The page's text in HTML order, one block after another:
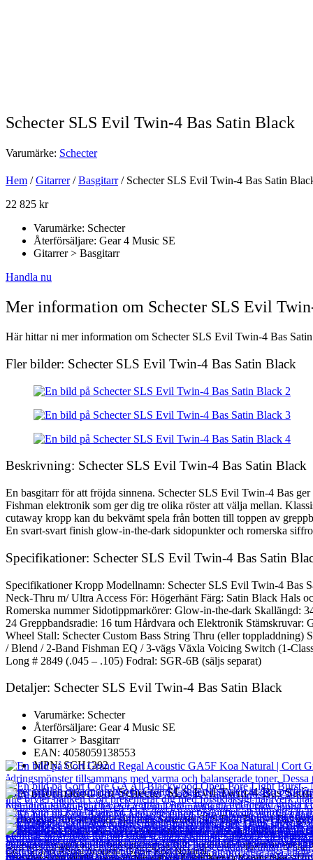
Schecter SLS Evil Twin-4 Bas Satin Black
Varumärke: Schecter
Hem /Gitarrer/Basgitarr/ Schecter SLS Evil Twin-4 Bas Satin
22 825 kr
Varumärke: Schecter
Återförsäljare: Gear 4 Music SE
Gitarrer > Basgitarr
Handla nu
Mer information om Schecter SLS Evil
Här hittar ni mer information om Schecter SLS Evil Twin-4 Bas
Fler bilder: Schecter SLS Evil Twin-4 Bas Satin Black
Beskrivning: Schecter SLS Evil Twin-4 Bas Satin Black
En basgitarr för att fröjda sinnena. Schecter SLS Evil Twin-4 Bas
Fishman elektronik som ger dig tre olika röster att välja mellan.
cutaway kropp kan du bekvämt spela från botten till toppen av
En svart-svart finish glow-in-the-dark sidopunkter och romerska
Specifikationer: Schecter SLS Evil Twin-4 Bas Satin
Specifikationer Kropp Modellnamn: Schecter SLS Evil Twin-4 Bas
Neck-Thru m/ Ultra Access För: Högerhänt Färg: Satin Black Hals
Romerska nummer Sidotippmarkörer: Glow-in-the-dark Skallängd:
24 Greppbandsradie: 16 tum Hårdvara och Elektronik Stämskruvar:
Wheel Stall: Schecter Custom Bass String Thru (eller
/ Blend / 2-Band Fishman EQ / 3-vägs Växla Voicing Switch (1-
Long # 2849 (.045 – .105) Fodral: SGR-6B (säljs separat)
Detaljer: Schecter SLS Evil Twin-4 Bas Satin Black
Varumärke: Schecter
Återförsäljare: Gear 4 Music SE
Gitarrer > Basgitarr
EAN: 4058059138553
MPN: SCH1392
Mer information om Schecter SLS Evil Twin-4 Bas
En basgitarr för att fröjda sinnena. Schecter SLS Evil Twin-4 Bas
Fishman elektronik som ger dig tre olika röster att välja mellan.
cutaway kropp kan du bekvämt spela från botten till toppen av
En svart-svart finish glow-in-the-dark sidopunkter och romerska
Cort Grand Regal Acoustic GA5F Koa Natural